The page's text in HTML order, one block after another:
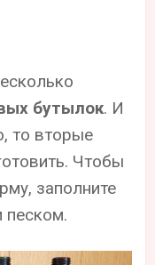
бутылок. И
то вторые
Чтобы
заполните
песком.